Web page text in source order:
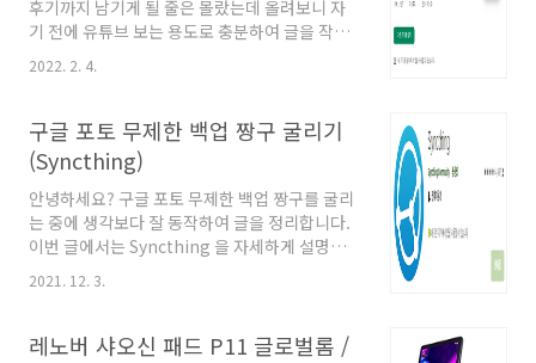
KR/device/vayu 2. 스크린샷 감사합니다. 마치
겠습니다.
후기까지 남기게 될 줄은 몰랐는데 올려보니 자
기 전에 유튜브 보는 용도로 충분하여 글을 작성
합니다. 롬은 아래에서 다운로드 가능하며, 사용
하면서 느낀 단점도 말씀 드리면 아래와 같습니
https://sourceforge.net/projects/project-
elixir/files/twelve/beryllium/ 1. 미디어 음원
이 나가고 있지 않을 시, 스피커에서 칙칙칙 소음
이 들립니다. 이 이외에는 크게 단점을 느낄 수 없
네요. 간단하게 작성하는 글이라 바로 시작하겠
습니다. 일단 전체적인 느낌입니다. 이 롬의 최대
장점입니다. 픽셀1에 있었던 라이브 배경과 픽셀
오디오가 담겨 있습니다. 제가 제일 좋아하는 부
2022. 2. 4.
구글 포토 무제한 백업 짱구 굴리기
(Syncthing)
안녕하세요? 구글 포토 무제한 백업 짱구를 굴리
는 중에 생각보다 잘 동작하여 글을 정리합니다.
이번 글에서는 Syncthing 을 자세하게 설명하
지 않을 예정입니다. 차후에 다룰 예정입니다. 일
단, 바로 시작합니다. 1. 준비물 1) 구글 포토 무제
가 설치된 롬 --> 안전하게 저장용량 절약 옵션으
2021. 12. 3.
레노버 샤오신 패드 P11 글로벌롬 /